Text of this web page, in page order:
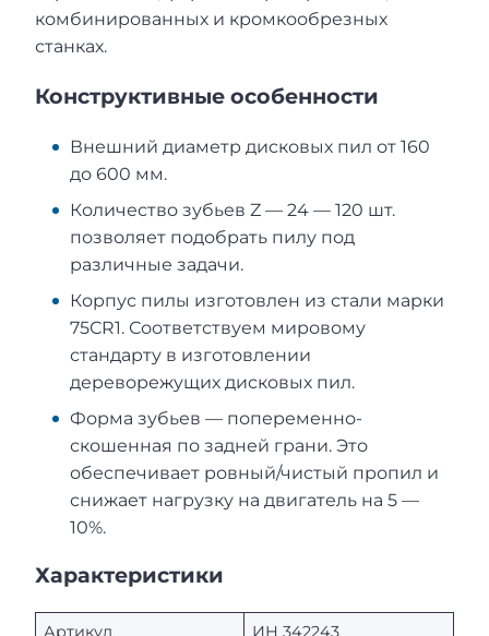
комбинированных и кромкообрезных
станках.
Конструктивные особенности
Внешний диаметр дисковых пил от 160
до 600 мм.
Количество зубьев Z — 24 — 120 шт.
позволяет подобрать пилу под
различные задачи.
Корпус пилы изготовлен из стали марки
75СR1. Соответствуем мировому
стандарту в изготовлении
дереворежущих дисковых пил.
Форма зубьев — попеременно-
скошенная по задней грани. Это
обеспечивает ровный/чистый пропил и
снижает нагрузку на двигатель на 5 —
10%.
Характеристики
Артикул ИН 342243